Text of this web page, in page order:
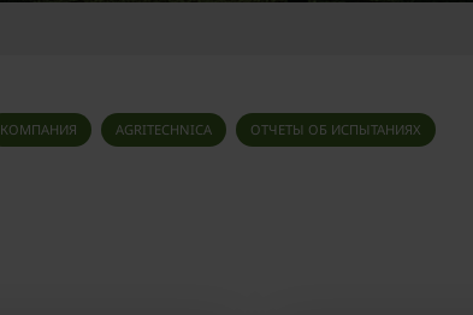
КОМПАНИЯ AGRITECHNICA ОТЧЕТЫ ОБ ИСПЫТАНИЯХ